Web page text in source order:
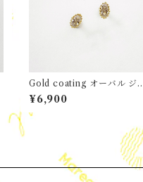
Gold coating オーバル ジ
ルコニア スタッド ピアス
¥6,900